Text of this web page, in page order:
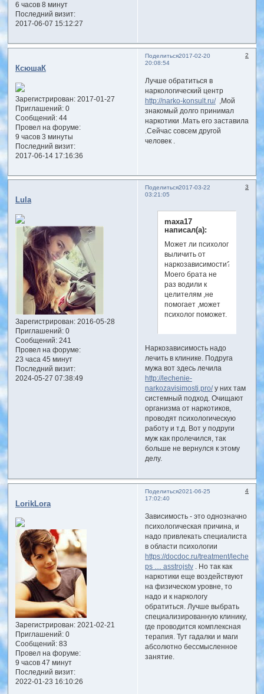
6 часов 8 минут
Последний визит:
2017-06-07 15:12:27
Поделиться 2
2017-02-20
20:08:54
КсюшаК
Зарегистрирован: 2017-01-27
Приглашений:0
Сообщений:44
Провел на форуме:
9 часов 3 минуты
Последний визит:
2017-06-14 17:16:36
Лучше обратиться в
наркологический центр
http://narko-konsult.ru/,Мой
знакомый долго принимал
наркотики .Мать его заставила
.Сейчас совсем другой
человек .
Поделиться 3
2017-03-22
03:21:05
Lula
Зарегистрирован: 2016-05-28
Приглашений:0
Сообщений:241
Провел на форуме:
23 часа 45 минут
Последний визит:
2024-05-27 07:38:49
maxa17
написал(а):
Может ли психолог
выличить от
наркозависимости?
Моего брата не
раз водили к
целителям ,не
помогает ,может
психолог поможет.
Наркозависимость надо
лечить в клинике. Подруга
мужа вот здесь лечила
http://lechenie-
narkozavisimosti.pro/у них там
системный подход. Очищают
организма от наркотиков,
проводят психологическую
работу и т.д. Вот у подруги
муж как пролечился, так
больше не вернулся к этому
делу.
Поделиться 4
2021-06-25
17:02:40
LorikLora
Зарегистрирован: 2021-02-21
Приглашений:0
Сообщений:83
Провел на форуме:
9 часов 47 минут
Последний визит:
2022-01-23 16:10:26
Зависимость - это однозначно
психологическая причина, и
надо привлекать специалиста
в области психологии
https://docdoc.ru/treatment/lechenie-
ps … asstrojstv. Но так как
наркотики еще воздействуют
на физическом уровне, то
надо и к наркологу
обратиться. Лучше выбрать
специализированную клинику,
где проводится комплексная
терапия. Тут гадалки и маги
абсолютно бессмысленное
занятие.